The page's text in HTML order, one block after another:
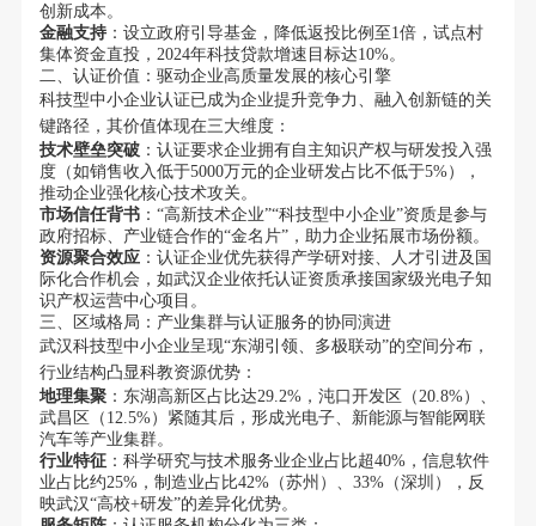
创新成本。
金融支持：设立政府引导基金，降低返投比例至1倍，试点村
集体资金直投，2024年科技贷款增速目标达10%。
二、认证价值：驱动企业高质量发展的核心引擎
科技型中小企业认证已成为企业提升竞争力、融入创新链的关
键路径，其价值体现在三大维度：
技术壁垒突破：认证要求企业拥有自主知识产权与研发投入强
度（如销售收入低于5000万元的企业研发占比不低于5%），
推动企业强化核心技术攻关。
市场信任背书：“高新技术企业”“科技型中小企业”资质是参与
政府招标、产业链合作的“金名片”，助力企业拓展市场份额。
资源聚合效应：认证企业优先获得产学研对接、人才引进及国
际化合作机会，如武汉企业依托认证资质承接国家级光电子知
识产权运营中心项目。
三、区域格局：产业集群与认证服务的协同演进
武汉科技型中小企业呈现“东湖引领、多极联动”的空间分布，
行业结构凸显科教资源优势：
地理集聚：东湖高新区占比达29.2%，沌口开发区（20.8%）、
武昌区（12.5%）紧随其后，形成光电子、新能源与智能网联
汽车等产业集群。
行业特征：科学研究与技术服务业企业占比超40%，信息软件
业占比约25%，制造业占比42%（苏州）、33%（深圳），反
映武汉“高校+研发”的差异化优势。